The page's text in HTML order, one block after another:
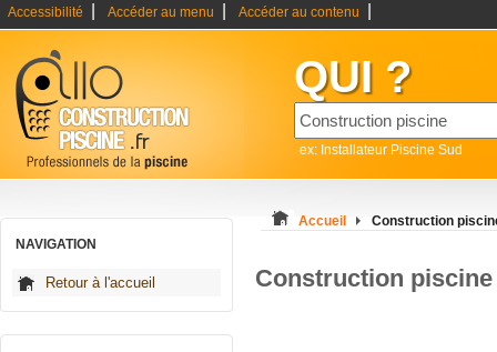
Accessibilité Accéder au menu Accéder au contenu
QUI ?
ex: Installateur Piscine Sud
NAVIGATION
Retour à l'accueil
Accueil Construction
Construction